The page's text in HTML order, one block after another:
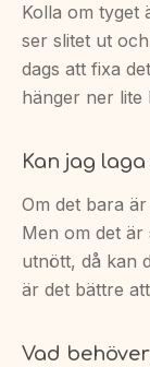
Kolla om tyget
ser slitet ut
dags att fixa
hänger ner lite
Kan jag
Om det bara
Men om det
utnött, då kan
är det bättre
Vad